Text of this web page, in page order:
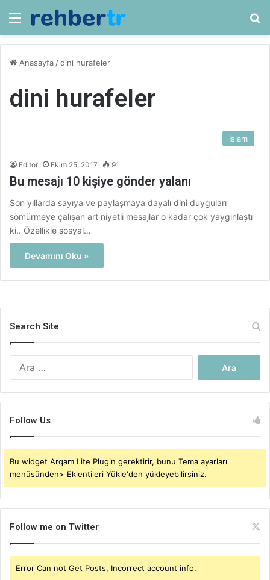
Menü
Anasayfa /dini hurafeler
dini hurafeler
İslam
Editor Ekim 25, 2017 91
Bu mesajı 10 kişiye gönder yalanı
Son yıllarda sayıya ve paylaşmaya dayalı dini duyguları
sömürmeye çalışan art niyetli mesajlar o kadar çok yaygınlaştı
ki.. Özellikle sosyal…
Devamını Oku »
Search Site
Follow Us
Bu widget Arqam Lite Plugin gerektirir, bunu Tema ayarları
menüsünden> Eklentileri Yükle'den yükleyebilirsiniz.
Follow me on Twitter
Error Can not Get Posts, Incorrect account info.